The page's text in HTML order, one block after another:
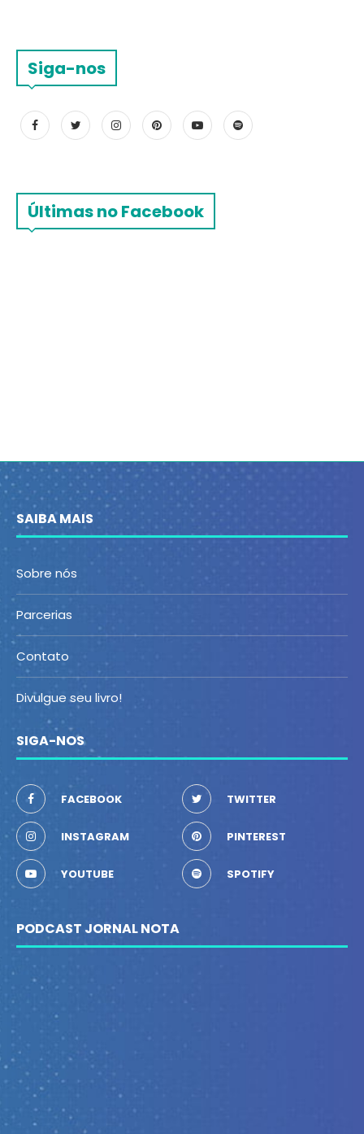
Siga-nos
Últimas no Facebook
SAIBA MAIS
Sobre nós
Parcerias
Contato
Divulgue seu livro!
SIGA-NOS
FACEBOOK TWITTER
INSTAGRAM PINTEREST
YOUTUBE SPOTIFY
PODCAST JORNAL NOTA